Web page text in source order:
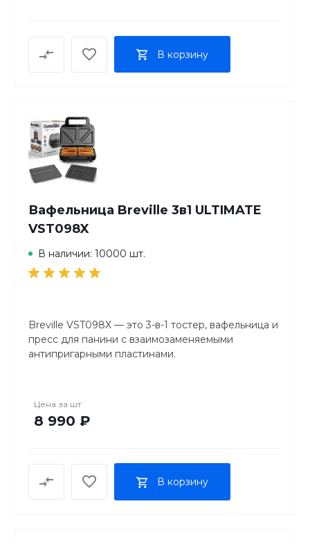
В корзину
Вафельница Breville 3в1 ULTIMATE
VST098X
В наличии: 10000 шт.
Breville VST098X — это 3-в-1 тостер, вафельница и
пресс для панини с взаимозаменяемыми
антипригарными пластинами.
которое позволяет готовить вкусные тосты с
глубокими начинками, воздушные вафли и
панини - VST098X
Цена за шт
8 990 ₽
В корзину